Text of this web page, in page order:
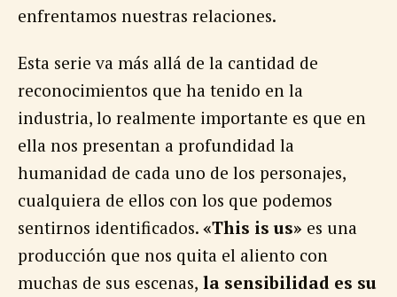
enfrentamos nuestras relaciones.
Esta serie va más allá de la cantidad de
reconocimientos que ha tenido en la
industria, lo realmente importante es que en
ella nos presentan a profundidad la
humanidad de cada uno de los personajes,
cualquiera de ellos con los que podemos
sentirnos identificados. «This is us» es una
producción que nos quita el aliento con
muchas de sus escenas, la sensibilidad es su